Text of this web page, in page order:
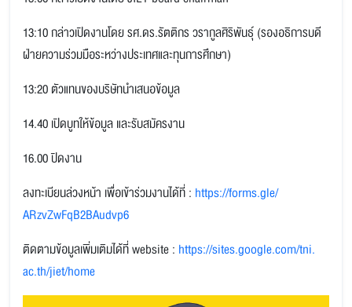
13:10 กล่าวเปิดงานโดย รศ.ดร.รัตติกร วรากูลศิริพันธุ์ (รองอธิการบดี
ฝ่ายความร่วมมือระหว่างประเทศและทุนการศึกษา)
13:20 ตัวแทนของบริษัทนำเสนอข้อมูล
14.40 เปิดบูทให้ข้อมูล และรับสมัครงาน
16.00 ปิดงาน
ลงทะเบียนล่วงหน้า เพื่อเข้าร่วมงานได้ที่ : https://forms.gle/
ARzvZwFqB2BAudvp6
ติดตามข้อมูลเพิ่มเติมได้ที่ website : https://sites.google.com/tni.
ac.th/jiet/home